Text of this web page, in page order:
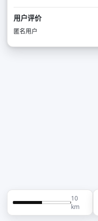
用户评价
匿名用户
10
km